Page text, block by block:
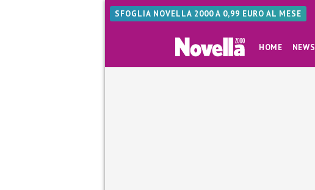
SFOGLIA NOVELLA 2000 A 0,99 EURO AL MESE
HOME NEWS